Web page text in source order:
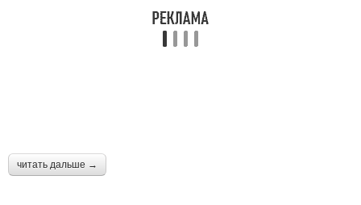
читать дальше →